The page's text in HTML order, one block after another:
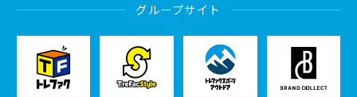
グループサイト